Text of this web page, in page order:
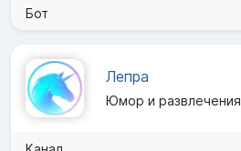
Бот
Лепра
Юмор и развлечения